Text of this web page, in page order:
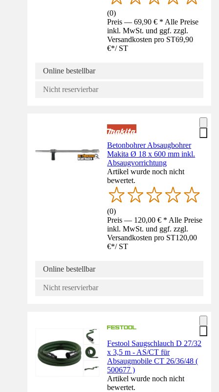
(0)
Preis — 69,90 € * Alle Preise
inkl. MwSt. und ggf. zzgl.
Versandkosten pro ST69,90
€*/ ST
Online bestellbar
Nicht reservierbar
Betonbohrer Absaugbohrer
Makita Ø 18 x 600 mm inkl.
Absaugvorrichtung
Artikel wurde noch nicht
bewertet.
(0)
Preis — 120,00 € * Alle Preise
inkl. MwSt. und ggf. zzgl.
Versandkosten pro ST120,00
€*/ ST
Online bestellbar
Nicht reservierbar
Festool Saugschlauch D 27/32
x 3,5 m - AS/CT für
Absaugmobile CT 26/36/48 (
500677 )
Artikel wurde noch nicht
bewertet.